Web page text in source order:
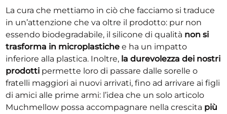
La cura che mettiamo in ciò che facciamo si traduce
in un’attenzione che va oltre il prodotto: pur non
essendo biodegradabile, il silicone di qualità non si
trasforma in microplastiche e ha un impatto
inferiore alla plastica. Inoltre, la durevolezza dei nostri
prodotti permette loro di passare dalle sorelle o
fratelli maggiori ai nuovi arrivati, fino ad arrivare ai figli
di amici alle prime armi: l’idea che un solo articolo
Muchmellow possa accompagnare nella crescita più